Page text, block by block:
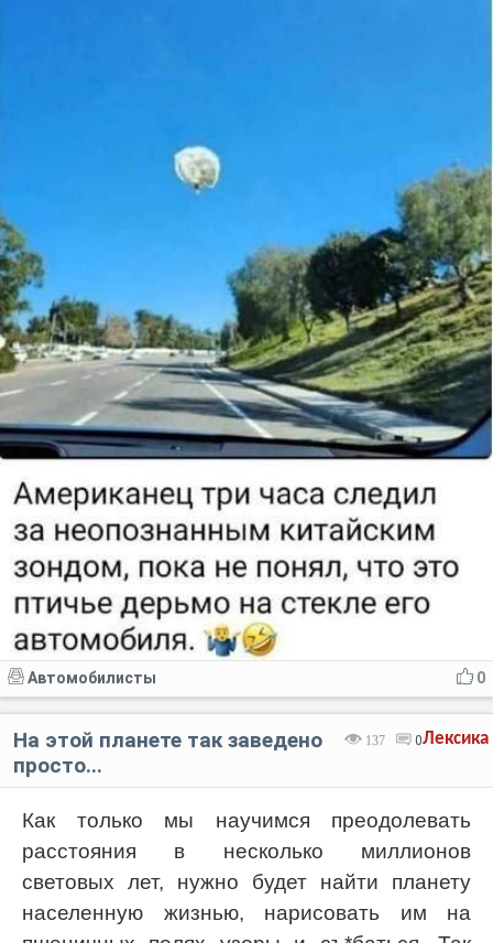
0
Автомобилисты
Лексика
137 0
На этой планете так заведено
просто...
Как только мы научимся преодолевать
расстояния в несколько миллионов
световых лет, нужно будет найти планету
населенную жизнью, нарисовать им на